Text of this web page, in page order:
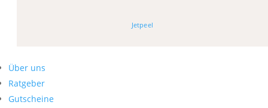
Jetpeel
Über uns
Ratgeber
Gutscheine